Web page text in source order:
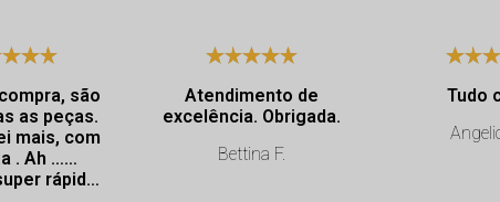
são
as peças.
mais, com
. Ah ……
rápida.
Atendimento de
excelência. Obrigada.
Bettina F.
Tudo